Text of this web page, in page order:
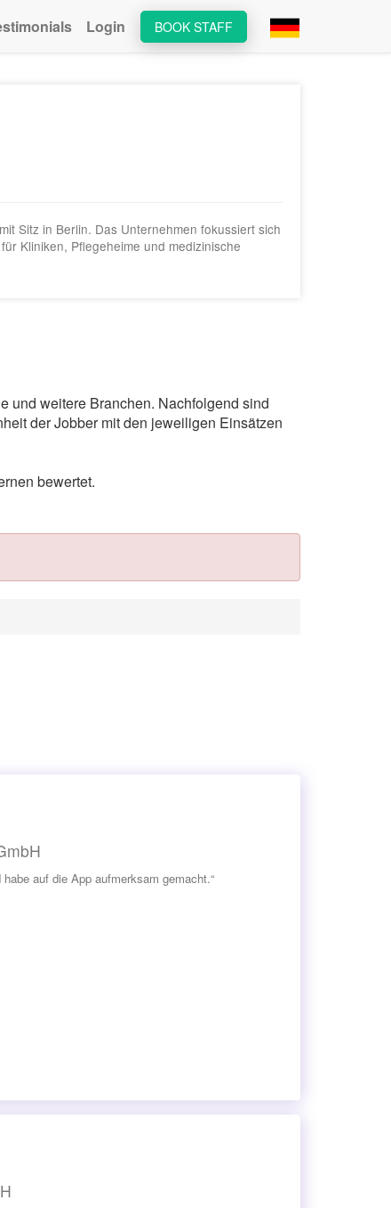
BOOK STAFF
Login
Sitz in Berlin. Das Unternehmen fokussiert sich
Kliniken, Pflegeheime und medizinische
und weitere Branchen. Nachfolgend sind
der Jobber mit den jeweiligen Einsätzen
bewertet.
auf die App aufmerksam gemacht.“